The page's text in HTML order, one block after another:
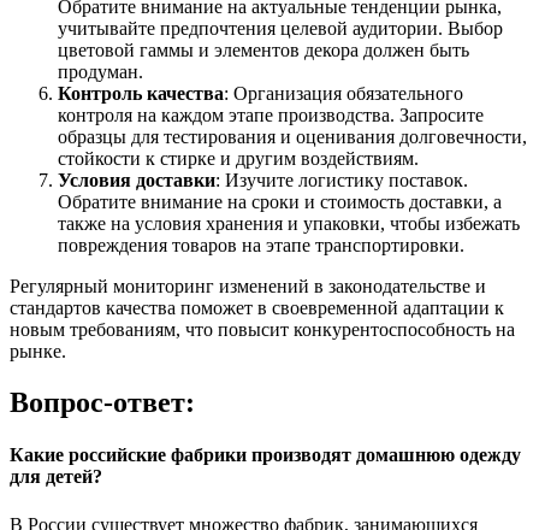
Обратите внимание на актуальные тенденции рынка,
учитывайте предпочтения целевой аудитории. Выбор
цветовой гаммы и элементов декора должен быть
продуман.
Контроль качества: Организация обязательного
контроля на каждом этапе производства. Запросите
образцы для тестирования и оценивания долговечности,
стойкости к стирке и другим воздействиям.
Условия доставки: Изучите логистику поставок.
Обратите внимание на сроки и стоимость доставки, а
также на условия хранения и упаковки, чтобы избежать
повреждения товаров на этапе транспортировки.
Регулярный мониторинг изменений в законодательстве и
стандартов качества поможет в своевременной адаптации к
новым требованиям, что повысит конкурентоспособность на
рынке.
Вопрос-ответ:
Какие российские фабрики производят домашнюю одежду
для детей?
В России существует множество фабрик, занимающихся